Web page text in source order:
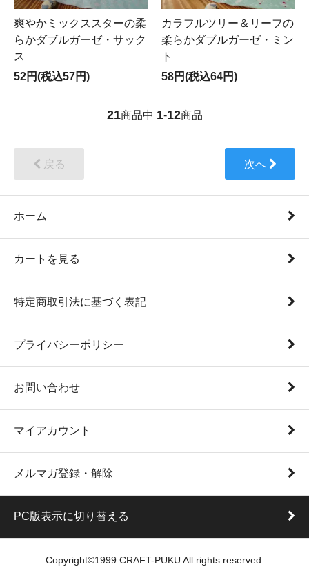
爽やかミックススターの柔
らかダブルガーゼ・サック
ス
52円(税込57円)
カラフルツリー＆リーフの
柔らかダブルガーゼ・ミン
ト
58円(税込64円)
21商品中 1-12商品
戻る 次へ
ホーム
カートを見る
特定商取引法に基づく表記
プライバシーポリシー
お問い合わせ
マイアカウント
メルマガ登録・解除
PC版表示に切り替える
Copyright©1999 CRAFT-PUKU All rights reserved.